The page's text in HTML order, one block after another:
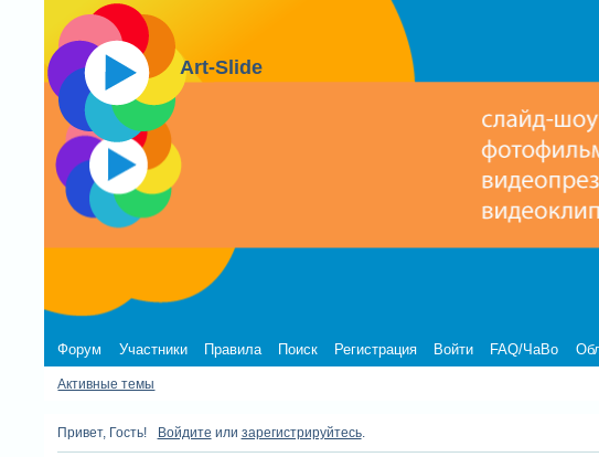
Art-Slide
Форум Участники Правила Поиск Регистрация Войти FAQ/ЧаВо
Активные темы
Привет, Гость! Войдите или зарегистрируйтесь.